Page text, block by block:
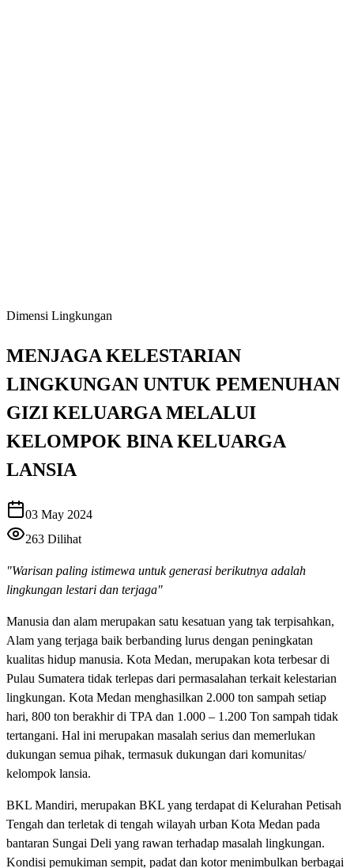
Dimensi Lingkungan
MENJAGA KELESTARIAN
LINGKUNGAN UNTUK PEMENUHAN
GIZI KELUARGA MELALUI
KELOMPOK BINA KELUARGA
LANSIA
03 May 2024
263 Dilihat
"Warisan paling istimewa untuk generasi berikutnya adalah
lingkungan lestari dan terjaga"
Manusia dan alam merupakan satu kesatuan yang tak terpisahkan,
Alam yang terjaga baik berbanding lurus dengan peningkatan
kualitas hidup manusia. Kota Medan, merupakan kota terbesar di
Pulau Sumatera tidak terlepas dari permasalahan terkait kelestarian
lingkungan. Kota Medan menghasilkan 2.000 ton sampah setiap
hari, 800 ton berakhir di TPA dan 1.000 – 1.200 Ton sampah tidak
tertangani. Hal ini merupakan masalah serius dan memerlukan
dukungan semua pihak, termasuk dukungan dari komunitas/
kelompok lansia.
BKL Mandiri, merupakan BKL yang terdapat di Kelurahan Petisah
Tengah dan terletak di tengah wilayah urban Kota Medan pada
bantaran Sungai Deli yang rawan terhadap masalah lingkungan.
Kondisi pemukiman sempit, padat dan kotor menimbulkan berbagai